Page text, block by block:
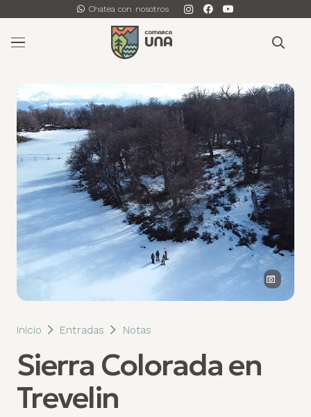
Chatea con nosotros
Inicio Entradas Notas
Sierra Colorada en
Trevelin